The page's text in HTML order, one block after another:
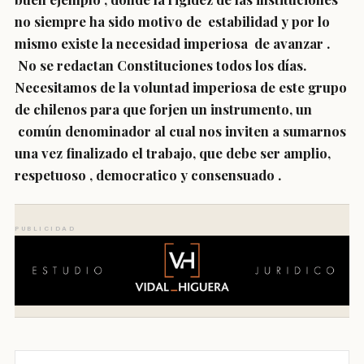
no siempre ha sido motivo de estabilidad y por lo
mismo existe la necesidad imperiosa de avanzar .
No se redactan Constituciones todos los días.
Necesitamos de la voluntad imperiosa de este grupo
de chilenos para que forjen un instrumento, un
común denominador al cual nos inviten a sumarnos
una vez finalizado el trabajo, que debe ser amplio,
respetuoso , democratico y consensuado .
PUBLICIDAD